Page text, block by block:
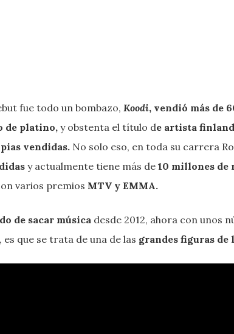
fue todo un bombazo, Koodi, vendió más de
de platino, y obstenta el título de artista
vendidas. No solo eso, en toda su carrera
y actualmente tiene más de 10 millones de
varios premios MTV y EMMA.
de sacar música desde 2012, ahora con unos
que se trata de una de las grandes figuras